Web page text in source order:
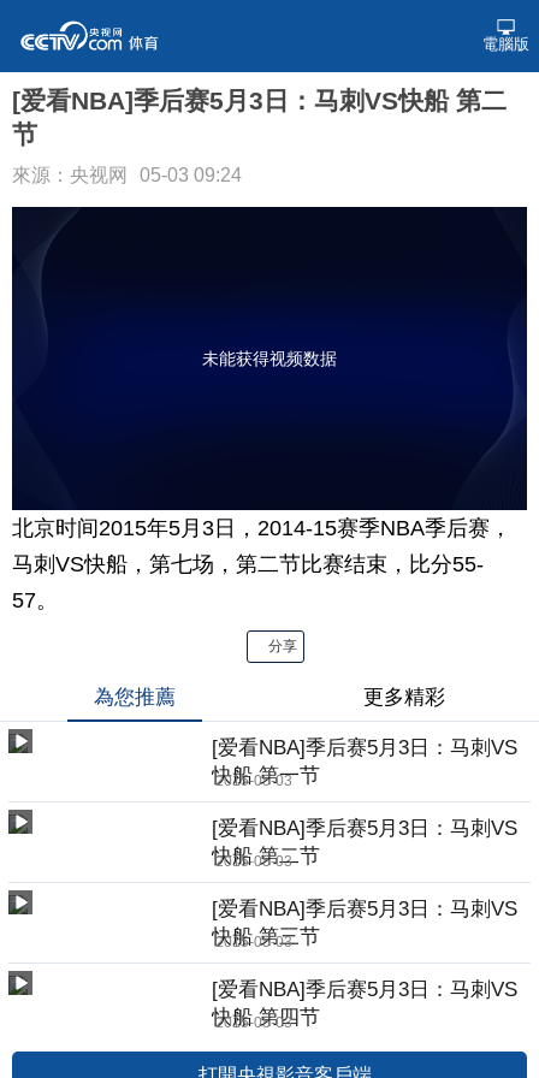
電腦版
[爱看NBA]季后赛5月3日：马刺VS快船 第二
节
來源：央视网 05-03 09:24
未能获得视频数据
北京时间2015年5月3日，2014-15赛季NBA季后赛，
马刺VS快船，第七场，第二节比赛结束，比分55-
57。
分享
為您推薦 更多精彩
[爱看NBA]季后赛5月3日：马刺VS
快船 第一节
2015-05-03
[爱看NBA]季后赛5月3日：马刺VS
快船 第二节
2015-05-03
[爱看NBA]季后赛5月3日：马刺VS
快船 第三节
2015-05-03
[爱看NBA]季后赛5月3日：马刺VS
快船 第四节
2015-05-03